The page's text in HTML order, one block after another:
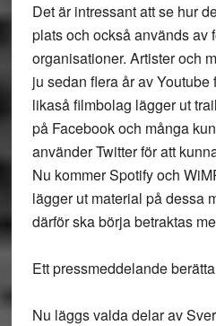
Det är intressant att se hur
plats och också används av
organisationer. Artister och
ju sedan flera år av Youtube
likaså filmbolag lägger ut
på Facebook och många
använder Twitter för att
Nu kommer Spotify och
lägger ut material på dessa
därför ska börja betraktas
Ett pressmeddelande
Nu läggs valda delar av